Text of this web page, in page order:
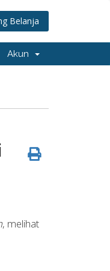
Belanja
Akun
, melihat